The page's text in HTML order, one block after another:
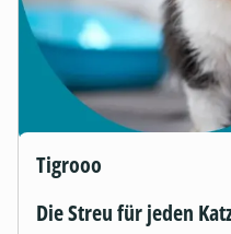
Tigrooo
Die Streu für jeden